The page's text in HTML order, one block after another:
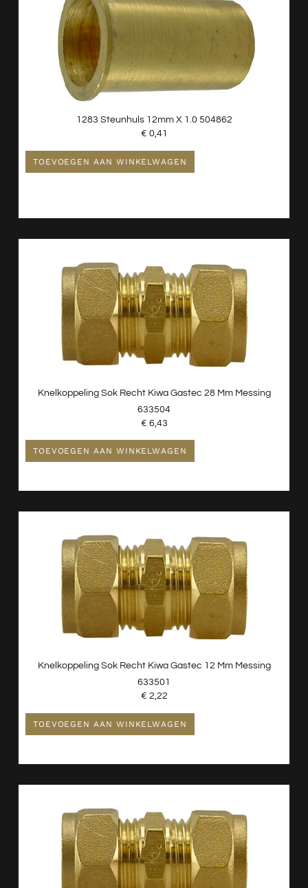
1283 Steunhuls 12mm X 1.0 504862
€ 0,41
TOEVOEGEN AAN WINKELWAGEN
Knelkoppeling Sok Recht Kiwa Gastec 28 Mm Messing
633504
€ 6,43
TOEVOEGEN AAN WINKELWAGEN
Knelkoppeling Sok Recht Kiwa Gastec 12 Mm Messing
633501
€ 2,22
TOEVOEGEN AAN WINKELWAGEN